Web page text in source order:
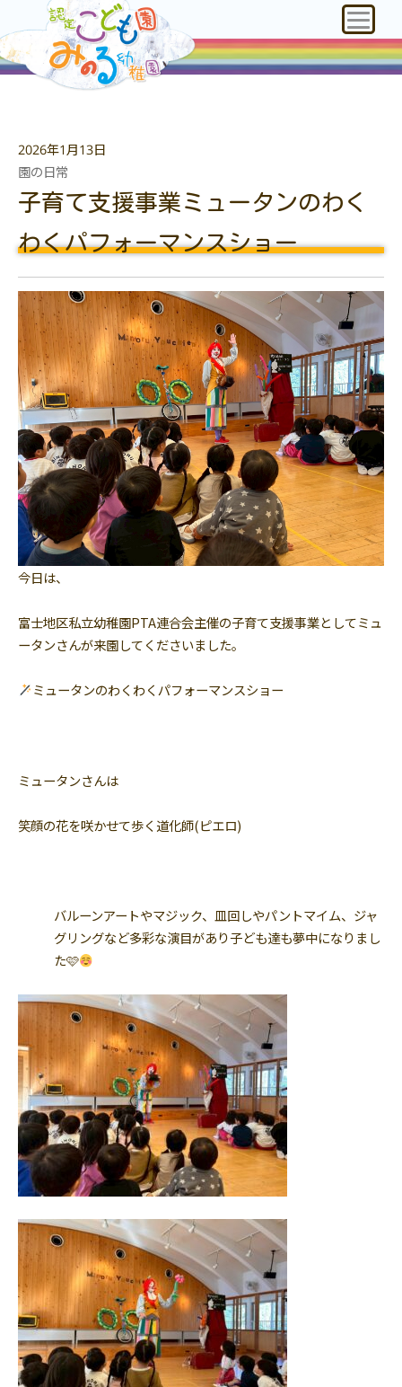
2026年1月13日
園の日常
子育て支援事業ミュータンのわく
わくパフォーマンスショー
今日は、
富士地区私立幼稚園PTA連合会主催の子育て支援事業としてミュ
ータンさんが来園してくださいました。
ミュータンのわくわくパフォーマンスショー
ミュータンさんは
笑顔の花を咲かせて歩く道化師(ピエロ)
バルーンアートやマジック、皿回しやパントマイム、ジャ
グリングなど多彩な演目があり子ども達も夢中になりまし
た🩷